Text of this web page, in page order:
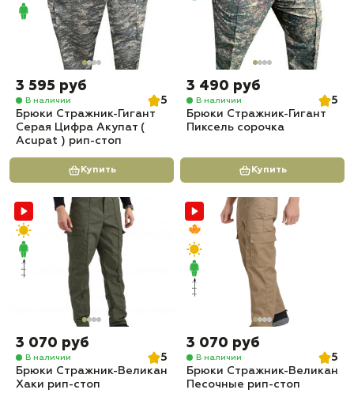
3 595 руб
В наличии
5
Брюки Стражник-Гигант
Серая Цифра Акупат (
Acupat ) рип-стоп
Купить
3 490 руб
В наличии
5
Брюки Стражник-Гигант
Пиксель сорочка
Купить
3 070 руб
В наличии
5
Брюки Стражник-Великан
Хаки рип-стоп
3 070 руб
В наличии
5
Брюки Стражник-Великан
Песочные рип-стоп